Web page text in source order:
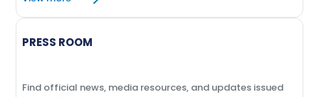
PRESS ROOM
Find official news, media resources, and updates issued